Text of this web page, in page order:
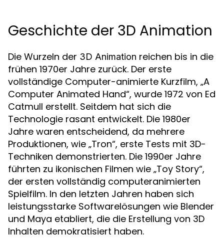
Geschichte der 3D Animation
Die Wurzeln der 3D Animation reichen bis in die
frühen 1970er Jahre zurück. Der erste
vollständige Computer-animierte Kurzfilm, „A
Computer Animated Hand“, wurde 1972 von Ed
Catmull erstellt. Seitdem hat sich die
Technologie rasant entwickelt. Die 1980er
Jahre waren entscheidend, da mehrere
Produktionen, wie „Tron“, erste Tests mit 3D-
Techniken demonstrierten. Die 1990er Jahre
führten zu ikonischen Filmen wie „Toy Story“,
der ersten vollständig computeranimierten
Spielfilm. In den letzten Jahren haben sich
leistungsstarke Softwarelösungen wie Blender
und Maya etabliert, die die Erstellung von 3D
Inhalten demokratisiert haben.